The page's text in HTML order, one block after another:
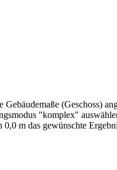
(Geschoss)
"komplex"
m das gewünschte